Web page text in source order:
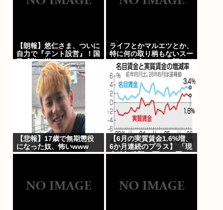
【朗報】悠仁さま、ついに
自力で『テント設営』！国
民感動の嵐www
ライフとかマルエツとか、
特に何の取り柄もないスー
パーが東京でデカい顔して
るの不思議だよな、普通
OK行くだろ
【悲報】17歳で無期懲役
になった奴、怖いwww
【6月の実質賃金1.6%増、
6か月連続のプラス】 「現
金給与総額53万1677円」
計調査」